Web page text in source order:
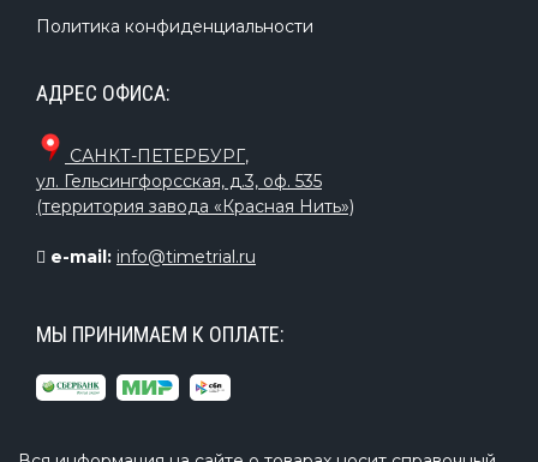
Политика конфиденциальности
АДРЕС ОФИСА:
САНКТ-ПЕТЕРБУРГ,
ул. Гельсингфорсская, д.3, оф. 535
(территория завода «Красная Нить»)
e-mail: info@timetrial.ru
МЫ ПРИНИМАЕМ К ОПЛАТЕ: